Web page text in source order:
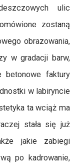
ulic
zostaną
obrazowania,
w gradacji barw,
betonowe faktury
w labiryncie
ta wciąż ma
stała się już
jakie zabiegi
po kadrowanie,